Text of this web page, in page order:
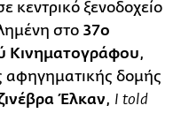
ξενοδοχείο
στο 37ο
Κινηματογράφου,
δομής
Έλκαν, I told